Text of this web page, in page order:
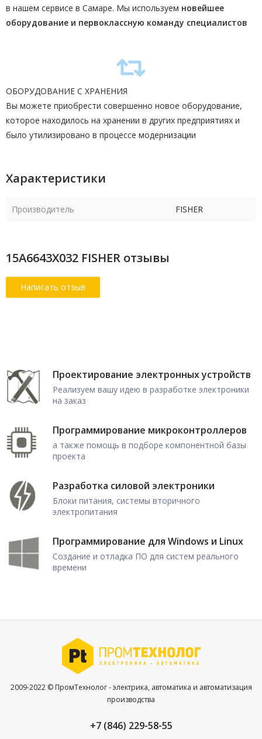
в нашем сервисе в Самаре. Мы используем новейшее
оборудование и первоклассную команду специалистов
ОБОРУДОВАНИЕ С ХРАНЕНИЯ
Вы можете приобрести совершенно новое оборудование,
которое находилось на хранении в других предприятиях и
было утилизировано в процессе модернизации
Характеристики
Производитель FISHER
15A6643X032 FISHER отзывы
Проектирование электронных устройств
Реализуем вашу идею в разработке электроники
на заказ
Программирование микроконтроллеров
а также помощь в подборе компонентной базы
проекта
Разработка силовой электроники
Блоки питания, системы вторичного
электропитания
Программирование для Windows и Linux
Создание и отладка ПО для систем реального
времени
2009-2022 © ПромТехнолог - электрика, автоматика и автоматизация
производства
+7 (846) 229-58-55